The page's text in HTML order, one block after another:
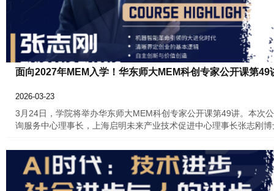
面向2027年MEM入学！华东师大MEM科创专家公开课第
2026-03-23
3月24日，学院将举办华东师大MEM科创专家公开课第49讲。本次
询服务中心理事长，上海启明未来产业技术促进中心理事长张志刚